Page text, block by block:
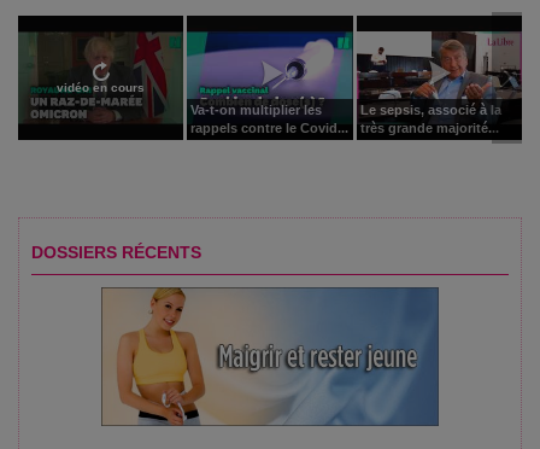
vidéo en cours
Va-t-on multiplier les
rappels contre le Covid...
Le sepsis, associé à la
très grande majorité...
DOSSIERS RÉCENTS